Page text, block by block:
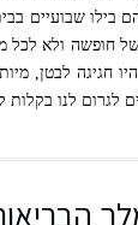
בילו שבועיים
חופשה ולא לכל
חגיגה לבטן,
לגרום לנו